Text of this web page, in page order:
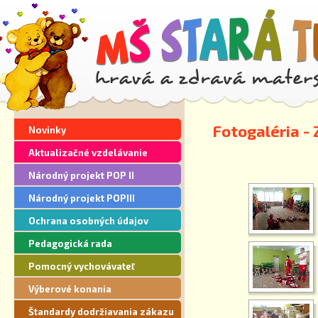
Novinky
Aktualizačné vzdelávanie
Národný projekt POP II
Národný projekt POPIII
Ochrana osobných údajov
Pedagogická rada
Pomocný vychovávateľ
Výberové konania
Štandardy dodržiavania zákazu
Fotogaléria -